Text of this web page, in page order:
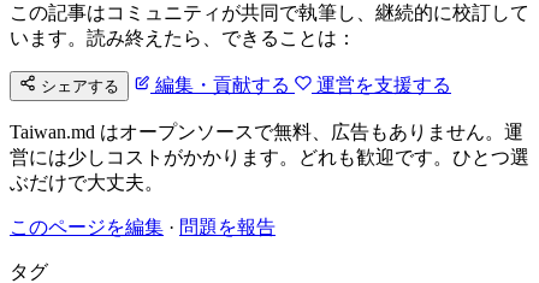
この記事はコミュニティが共同で執筆し、継続的に校訂して
います。読み終えたら、できることは：
シェアする 編集・貢献する 運営を支援する
Taiwan.md はオープンソースで無料、広告もありません。運
営には少しコストがかかります。どれも歓迎です。ひとつ選
ぶだけで大丈夫。
このページを編集 · 問題を報告
タグ